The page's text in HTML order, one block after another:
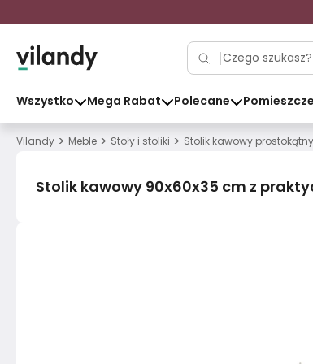
Wszystko Mega Rabat Polecane
Vilandy > Meble > Stoły i stoliki > Stolik kawowy prostokątny
Stolik kawowy 90x60x35 cm z